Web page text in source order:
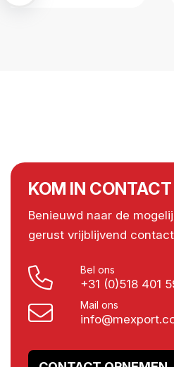
KOM IN CONTACT
Benieuwd naar de
gerust vrijblijvend
Bel ons
+31 (0)518 401
Mail ons